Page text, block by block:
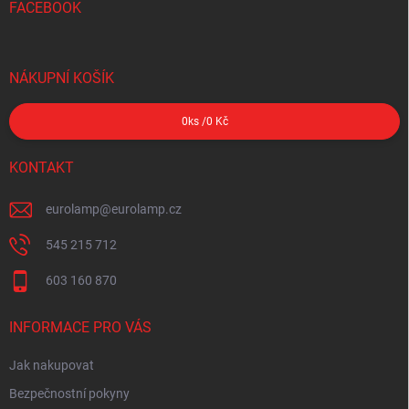
FACEBOOK
NÁKUPNÍ KOŠÍK
0 ks /0 Kč
KONTAKT
eurolamp@eurolamp.cz
545 215 712
603 160 870
INFORMACE PRO VÁS
Jak nakupovat
Bezpečnostní pokyny